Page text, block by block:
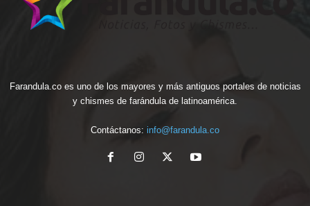
Farandula.co es uno de los mayores y más antiguos portales de noticias
y chismes de farándula de latinoamérica.
Contáctanos: info@farandula.co